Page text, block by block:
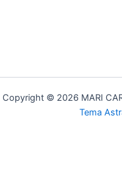
Copyright © 2026 MARI
Tema